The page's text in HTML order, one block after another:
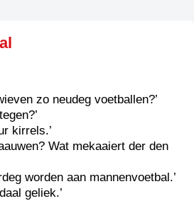
zo neudeg voetballen?’
kirrels.’
Wat mekaaiert der den
worden aan mannenvoetbal.’
geliek.’